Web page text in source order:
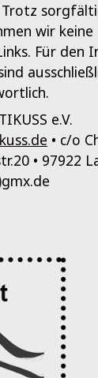
wir
Für den
e.V.
• c/o
• 97922